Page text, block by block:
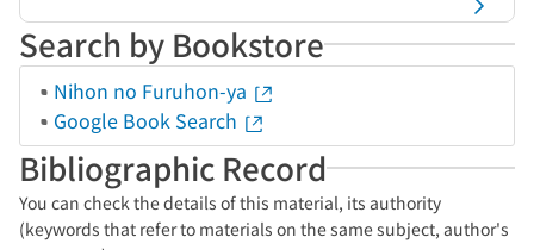
Search by Bookstore
Nihon no Furuhon-ya
Google Book Search
Bibliographic Record
You can check the details of this material, its authority
(keywords that refer to materials on the same subject, author's